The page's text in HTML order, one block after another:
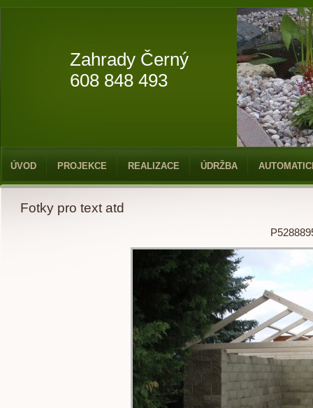
Zahrady Černý
608 848 493
ÚVOD PROJEKCE REALIZACE ÚDRŽBA
Fotky pro text atd